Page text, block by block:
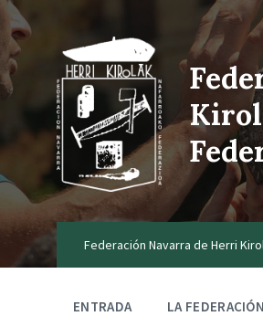
Federación Navarra de Herri
ENTRADA LA FEDERACIÓN